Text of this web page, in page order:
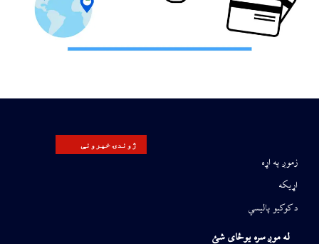
ژوندۍ خپرونې
زموږ په اړه
اړیکه
د کوکیو پالیسي
له موږ سره یوځای شئ